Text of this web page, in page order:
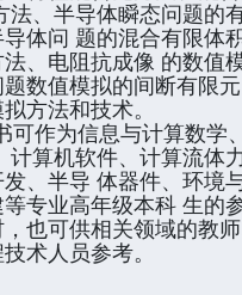
法、半导体瞬态问题的
体问 题的混合有限体
、电阻抗成像 的数值
数值模拟的间断有限
方法和技术。
作为信息与计算数学
计算机软件、计算流体
、半导 体器件、环境
专业高年级本科 生的
也可供相关领域的教
术人员参考。